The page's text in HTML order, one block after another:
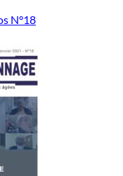
N°18